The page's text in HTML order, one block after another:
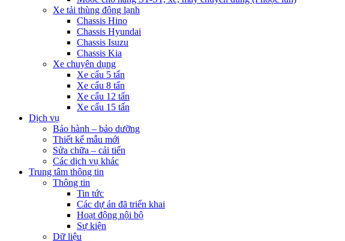
Xe tải thùng đông lạnh
Chassis Hino
Chassis Hyundai
Chassis Isuzu
Chassis Kia
Xe chuyên dụng
Xe cẩu 5 tấn
Xe cẩu 8 tấn
Xe cẩu 12 tấn
Xe cẩu 15 tấn
Dịch vụ
Bảo hành – bảo dưỡng
Thiết kế mẫu mới
Sửa chữa – cải tiến
Các dịch vụ khác
Trung tâm thông tin
Thông tin
Tin tức
Các dự án đã triển khai
Hoạt động nội bộ
Sự kiện
Dữ liệu